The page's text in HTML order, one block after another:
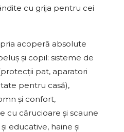
cu grija pentru cei
acoperă absolute
și copil: sisteme de
pat, aparatori
pentru casă),
și confort,
cu cărucioare și scaune
educative, haine și